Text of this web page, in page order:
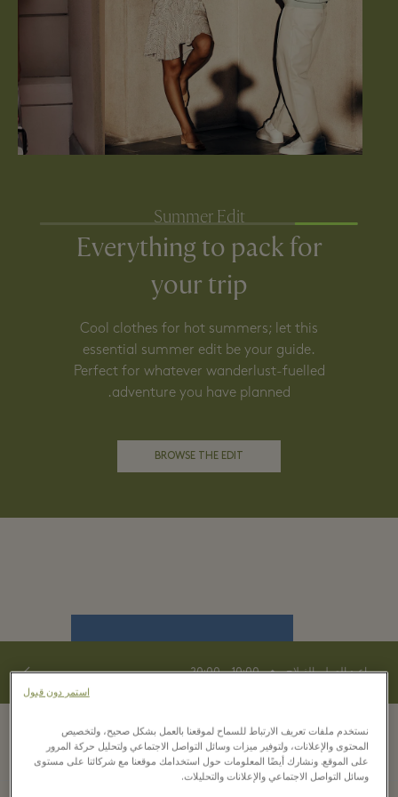
Summer Edit
Everything to pack for
your trip
Cool clothes for hot summers; let this
essential summer edit be your guide.
Perfect for whatever wanderlust-fuelled
adventure you have planned.
BROWSE THE EDIT
مواعيد العمل بالفيلاج ⬩
10:00 – 20:00
من نحن
اتصل بنا
نستخدم ملفات تعريف الارتباط للسماح لموقعنا بالعمل بشكل صحيح، ولتخصيص
المحتوى والإعلانات، ولتوفير ميزات وسائل التواصل الاجتماعي ولتحليل حركة المرور
على الموقع. ونشارك أيضًا المعلومات حول استخدامك موقعنا مع شركائنا على مستوى
وسائل التواصل الاجتماعي والإعلانات والتحليلات.
استمر دون قبول